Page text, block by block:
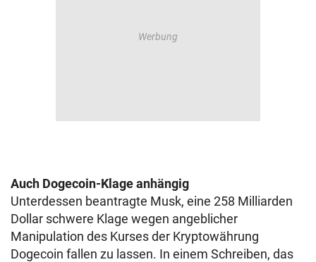
Auch Dogecoin-Klage anhängig
Unterdessen beantragte Musk, eine 258 Milliarden
Dollar schwere Klage wegen angeblicher
Manipulation des Kurses der Kryptowährung
Dogecoin fallen zu lassen. In einem Schreiben, das